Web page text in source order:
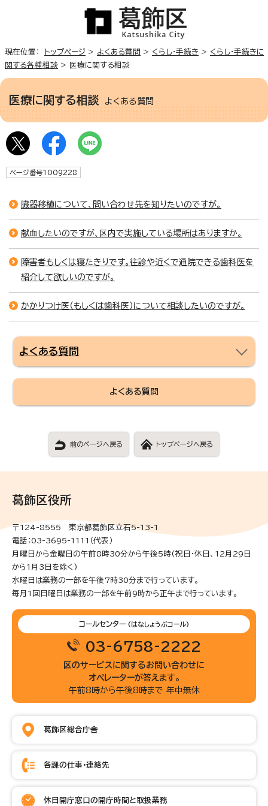
現在位置： トップページ > よくある質問 > くらし・手続き > くらし・手続きに
関する各種相談 > 医療に関する相談
医療に関する相談 よくある質問
ページ番号1009228
臓器移植について、問い合わせ先を知りたいのですが。
献血したいのですが、区内で実施している場所はありますか。
障害者もしくは寝たきりです。往診や近くで通院できる歯科医を
紹介して欲しいのですが。
かかりつけ医（もしくは歯科医）について相談したいのですが。
よくある質問
よくある質問
前のページへ戻る トップページへ戻る
葛飾区役所
〒124-8555 東京都葛飾区立石5-13-1
電話：03-3695-1111（代表）
月曜日から金曜日の午前8時30分から午後5時(祝日・休日、12月29日
から1月3日を除く)
水曜日は業務の一部を午後7時30分まで行っています。
毎月1回日曜日は業務の一部を午前9時から正午まで行っています。
コールセンター (はなしょうぶコール)
03-6758-2222
区のサービスに関するお問い合わせに
オペレーターが答えます。
午前8時から午後8時まで 年中無休
葛飾区総合庁舎
各課の仕事・連絡先
休日開庁窓口の開庁時間と取扱業務